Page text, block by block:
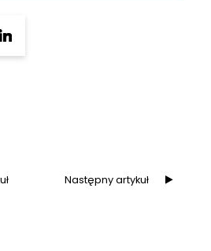
Następny artykuł